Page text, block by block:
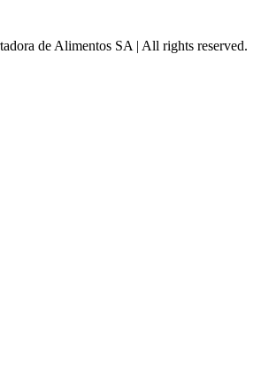
de Alimentos SA | All rights reserved.